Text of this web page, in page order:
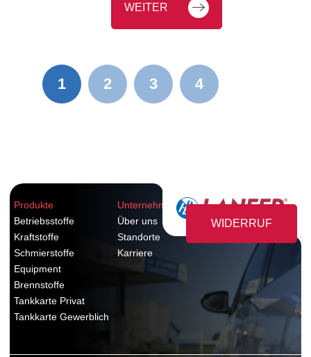
WEITER
1 2 3 4
Produkte
Betriebsstoffe
Kraftstoffe
Schmierstoffe
Equipment
Brennstoffe
Tankkarte Privat
Tankkarte Gewerblich
Unternehmen
Über uns
Standorte
Karriere
WIDERRUF